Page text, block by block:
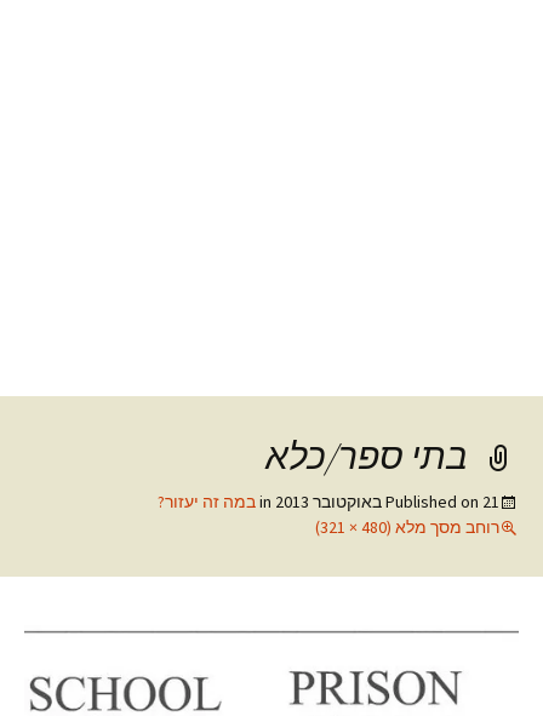
בתי ספר/כלא
Published on 21 באוקטובר 2013
במה זה יעזור?
רוחב מסך מלא (480 × 321)